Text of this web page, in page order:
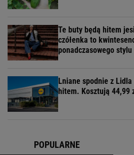
Te buty będą hitem
czółenka to
ponadczasowego stylu
Lniane spodnie z
hitem. Kosztują 44,99
POPULARNE